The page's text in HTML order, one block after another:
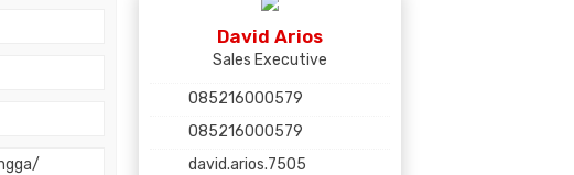
David Arios
Sales Executive
085216000579
085216000579
david.arios.7505